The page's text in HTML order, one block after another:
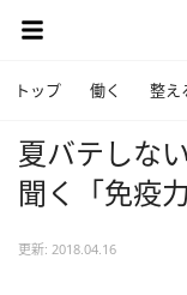
トップ 働く 整え
夏バテしな
聞く「免疫
更新: 2018.04.16